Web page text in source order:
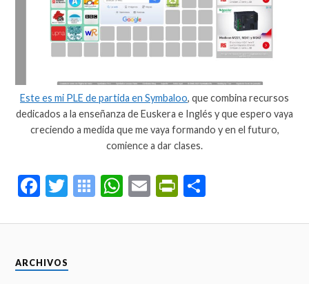
Este es mi PLE de partida en Symbaloo, que combina recursos
dedicados a la enseñanza de Euskera e Inglés y que espero vaya
creciendo a medida que me vaya formando y en el futuro,
comience a dar clases.
Fa
bo
ok
T
tte
S
m
W
ts
E
ail
Pr
tF m
ARCHIVOS